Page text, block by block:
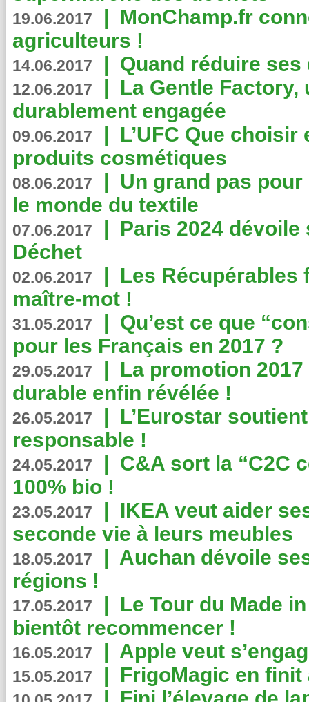
19.06.2017 | MonChamp.fr
agriculteurs !
14.06.2017 | Quand réduire
12.06.2017 | La Gentle
durablement engagée
09.06.2017 | L’UFC Que
produits cosmétiques
08.06.2017 | Un grand pas
le monde du textile
07.06.2017 | Paris 2024
Déchet
02.06.2017 | Les Récupérables
maître-mot !
31.05.2017 | Qu’est ce que
pour les Français en 2017 ?
29.05.2017 | La promotion
durable enfin révélée !
26.05.2017 | L’Eurostar
responsable !
24.05.2017 | C&A sort la “C2C
100% bio !
23.05.2017 | IKEA veut aider
seconde vie à leurs meubles
18.05.2017 | Auchan dévoile
régions !
17.05.2017 | Le Tour du Made
bientôt recommencer !
16.05.2017 | Apple veut
15.05.2017 | FrigoMagic en